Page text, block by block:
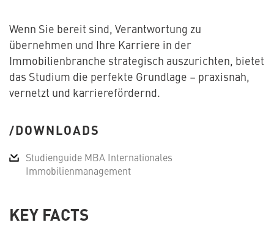
Wenn Sie bereit sind, Verantwortung zu
übernehmen und Ihre Karriere in der
Immobilienbranche strategisch auszurichten, bietet
das Studium die perfekte Grundlage – praxisnah,
vernetzt und karrierefördernd.
DOWNLOADS
Studienguide MBA Internationales
Immobilienmanagement
KEY FACTS